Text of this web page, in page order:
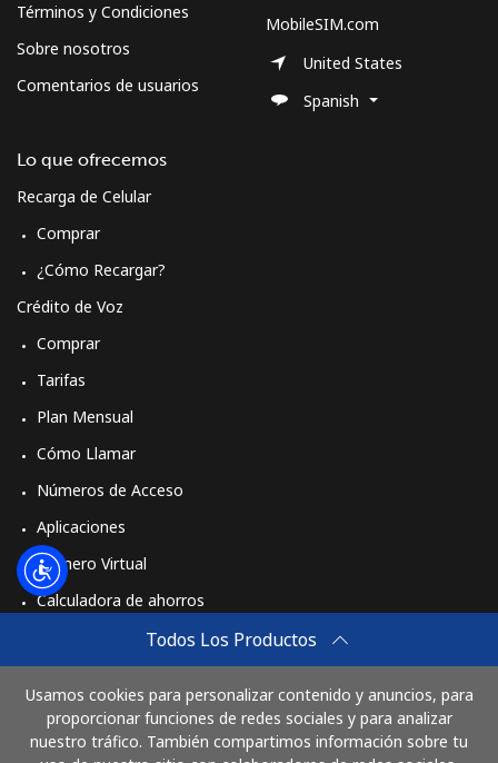
Todos Los Productos
Usamos cookies para personalizar contenido y anuncios, para
proporcionar funciones de redes sociales y para analizar
nuestro tráfico. También compartimos información sobre tu
Términos y Condiciones
Sobre nosotros
Comentarios de usuarios
Lo que ofrecemos
Recarga de Celular
Comprar
¿Cómo Recargar?
Crédito de Voz
Comprar
Tarifas
Plan Mensual
Cómo Llamar
Números de Acceso
Aplicaciones
Número Virtual
Calculadora de ahorros
Comprar
Cómo funciona
MobileSIM.com
United States
Spanish